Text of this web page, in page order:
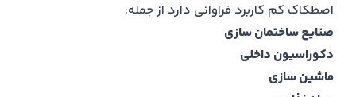
اصطکاک کم کاربرد فراوانی دارد از جمله:
صنایع ساختمان سازی
دکوراسیون داخلی
ماشین سازی